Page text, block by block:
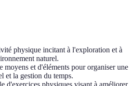
physique incitant à l'exploration et à
naturel.
moyens et d'éléments pour organiser une
et la gestion du temps.
d'exercices physiques visant à améliorer